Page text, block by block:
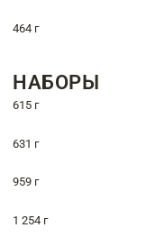
464 г
НАБОРЫ
615 г
631 г
959 г
1 254 г